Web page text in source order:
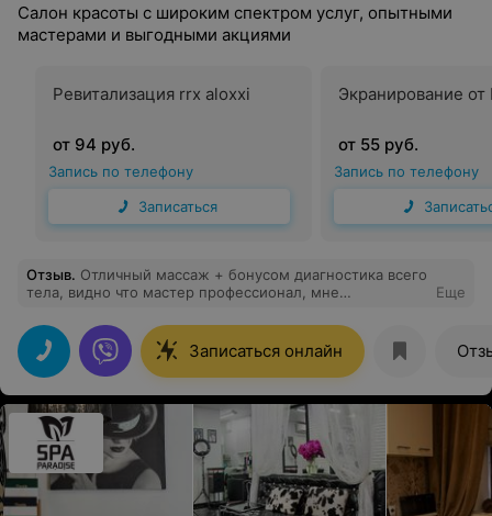
Салон красоты с широким спектром услуг, опытными
мастерами и выгодными акциями
Ревитализация rrx aloxxi
от 94 руб.
Запись по телефону
Записаться
Экранирование от
от 55 руб.
Запись по телефону
Отзыв. Отличный массаж + бонусом диагностика всего
тела, видно что мастер профессионал, мне
Еще
Записаться онлайн